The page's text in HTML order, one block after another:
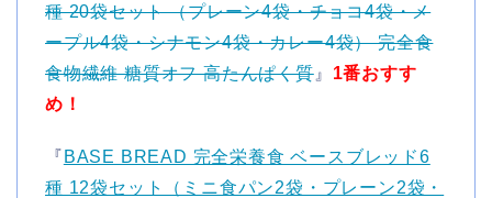
種 20袋セット （プレーン4袋・チョコ4袋・メ
ープル4袋・シナモン4袋・カレー4袋） 完全食
食物繊維 糖質オフ 高たんぱく質』 1番おすす
め！
『 BASE BREAD 完全栄養食 ベースブレッド6
種 12袋セット（ミニ食パン2袋・プレーン2袋・